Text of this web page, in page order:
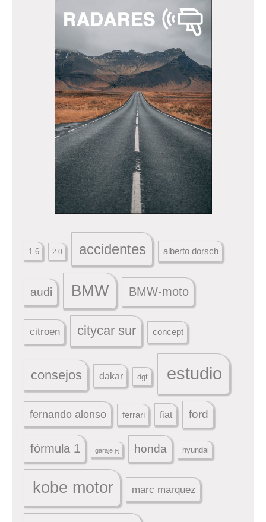
1.6 2.0 accidentes alberto dorsch
audi BMW BMW-moto
citroen citycar sur concept
consejos dakar dgt estudio
fernando alonso ferrari fiat ford
fórmula 1 garaje j-j honda hyundai
kobe motor marc marquez